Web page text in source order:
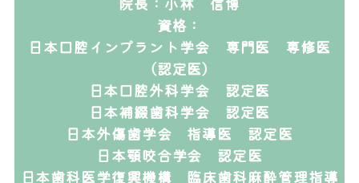
資格：
日本口腔インプラント学会 専門医 専修医
（認定医）
日本口腔外科学会 認定医
日本補綴歯科学会 認定医
日本外傷歯学会 指導医 認定医
日本顎咬合学会 認定医
日本歯科医学復興機構 臨床歯科麻酔管理指導